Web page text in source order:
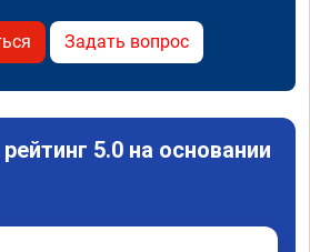
Задать вопрос
5.0 на основании